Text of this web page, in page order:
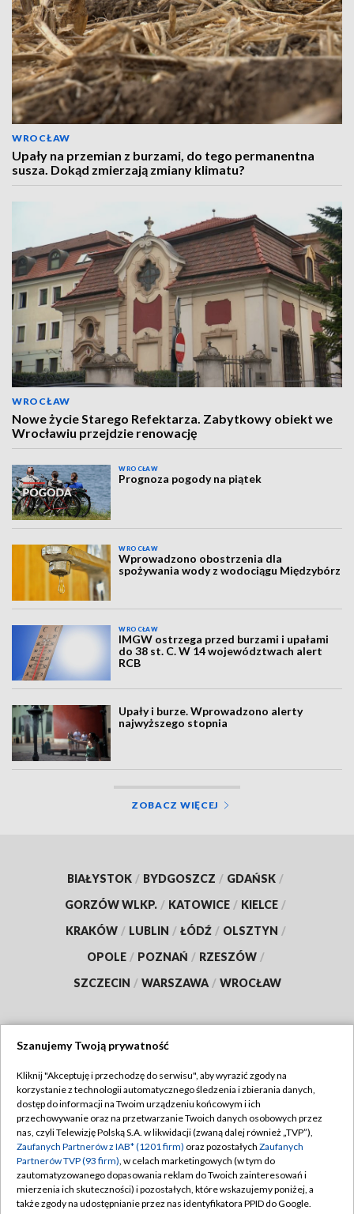
WROCŁAW
Upały na przemian z burzami, do tego permanentna
susza. Dokąd zmierzają zmiany klimatu?
WROCŁAW
Nowe życie Starego Refektarza. Zabytkowy obiekt we
Wrocławiu przejdzie renowację
WROCŁAW
Prognoza pogody na piątek
WROCŁAW
Wprowadzono obostrzenia dla
spożywania wody z wodociągu Międzybórz
WROCŁAW
IMGW ostrzega przed burzami i upałami
do 38 st. C. W 14 województwach alert
RCB
Upały i burze. Wprowadzono alerty
najwyższego stopnia
ZOBACZ WIĘCEJ
BIAŁYSTOK / BYDGOSZCZ / GDAŃSK /
GORZÓW WLKP. / KATOWICE / KIELCE /
KRAKÓW / LUBLIN / ŁÓDŹ / OLSZTYN /
OPOLE / POZNAŃ / RZESZÓW /
SZCZECIN / WARSZAWA / WROCŁAW
TVP
Abonament TVP
Emisja w TVP
Centrum informacji TVP
Naziemna Telewizja Cyfrowa
Regulamin TVP
Polityka prywatności
Moje zgody
Pomoc
Szanujemy Twoją prywatność
Kliknij "Akceptuję i przechodzę do serwisu", aby wyrazić zgody na
korzystanie z technologii automatycznego śledzenia i zbierania danych,
dostęp do informacji na Twoim urządzeniu końcowym i ich
przechowywanie oraz na przetwarzanie Twoich danych osobowych przez
nas, czyli Telewizję Polską S.A. w likwidacji (zwaną dalej również „TVP”),
Zaufanych Partnerów z IAB* (1201 firm) oraz pozostałych Zaufanych
Partnerów TVP (93 firm), w celach marketingowych (w tym do
zautomatyzowanego dopasowania reklam do Twoich zainteresowań i
mierzenia ich skuteczności) i pozostałych, które wskazujemy poniżej, a
także zgody na udostępnianie przez nas identyfikatora PPID do Google.